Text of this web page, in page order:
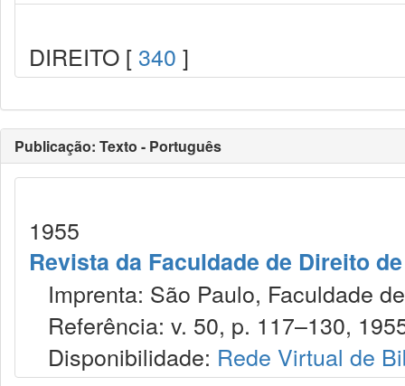
DIREITO [ 340 ]
Publicação: Texto - Português
1955
Revista da Faculdade de Direito
Imprenta: São Paulo, Faculdade
Referência: v. 50, p. 117–130,
Disponibilidade: Rede Virtual de